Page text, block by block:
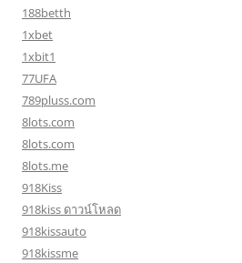
188betth
1xbet
1xbit1
77UFA
789pluss.com
8lots.com
8lots.com
8lots.me
918Kiss
918kiss ดาวน์โหลด
918kissauto
918kissme